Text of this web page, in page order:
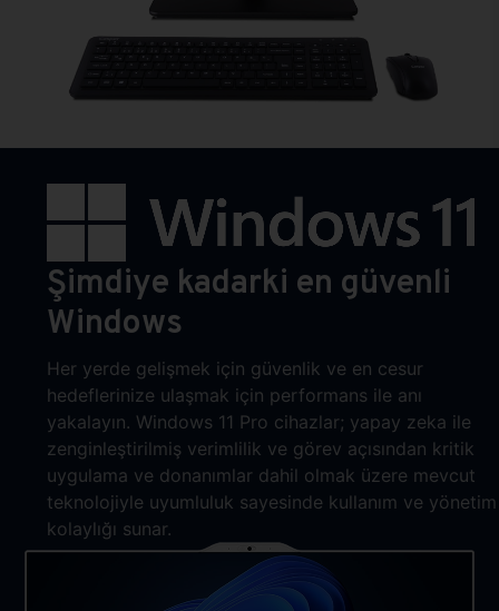
Şimdiye kadarki en güvenli
Windows
Her yerde gelişmek için güvenlik ve en cesur
hedeflerinize ulaşmak için performans ile anı
yakalayın. Windows 11 Pro cihazlar; yapay zeka ile
zenginleştirilmiş verimlilik ve görev açısından kritik
uygulama ve donanımlar dahil olmak üzere mevcut
teknolojiyle uyumluluk sayesinde kullanım ve yönetim
kolaylığı sunar.